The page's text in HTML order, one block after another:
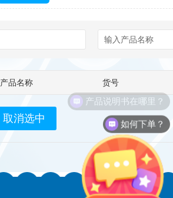
Biotez Berlin Diametra
Berry & Associates Zedira
LGC Maine Standards Biolife
Abbexa AbD Serotec
产品名称 货号
取消选中
产品说明书在哪里？
如何下单？